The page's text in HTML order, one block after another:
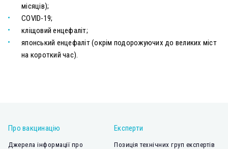
місяців);
COVID-19;
кліщовий енцефаліт;
японський енцефаліт (окрім подорожуючих до великих міст
на короткий час).
Про вакцинацію
Джерела інформації про
Експерти
Позиція технічних груп експертів